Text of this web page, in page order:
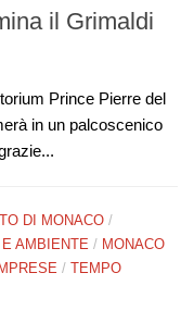
il Grimaldi
Prince Pierre del
in un palcoscenico
DI MONACO /
AMBIENTE / MONACO
/ TEMPO